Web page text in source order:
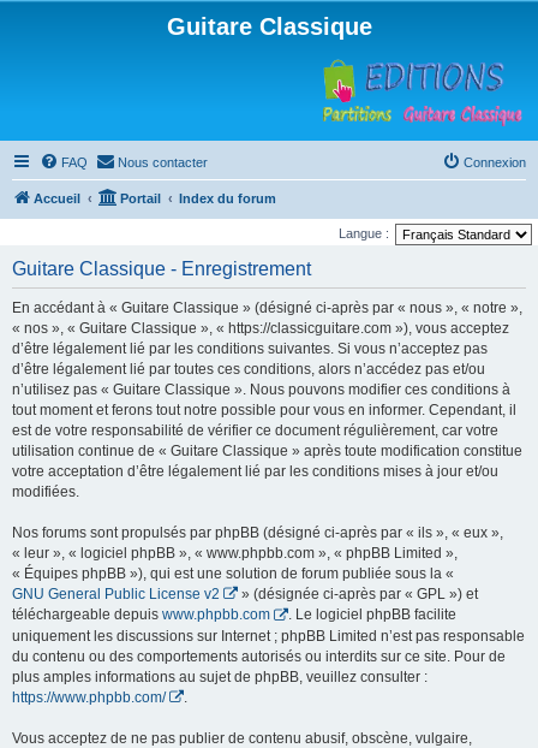
Guitare Classique
FAQ Nous contacter Connexion
Accueil Portail Index du forum
Langue :
Guitare Classique - Enregistrement
En accédant à « Guitare Classique » (désigné ci-après par « nous », « notre »,
« nos », « Guitare Classique », « https://classicguitare.com »), vous acceptez
d’être légalement lié par les conditions suivantes. Si vous n’acceptez pas
d’être légalement lié par toutes ces conditions, alors n’accédez pas et/ou
n’utilisez pas « Guitare Classique ». Nous pouvons modifier ces conditions à
tout moment et ferons tout notre possible pour vous en informer. Cependant, il
est de votre responsabilité de vérifier ce document régulièrement, car votre
utilisation continue de « Guitare Classique » après toute modification constitue
votre acceptation d’être légalement lié par les conditions mises à jour et/ou
modifiées.
Nos forums sont propulsés par phpBB (désigné ci-après par « ils », « eux »,
« leur », « logiciel phpBB », « www.phpbb.com », « phpBB Limited »,
« Équipes phpBB »), qui est une solution de forum publiée sous la «
GNU General Public License v2
» (désignée ci-après par « GPL ») et
téléchargeable depuis www.phpbb.com
. Le logiciel phpBB facilite
uniquement les discussions sur Internet ; phpBB Limited n’est pas responsable
du contenu ou des comportements autorisés ou interdits sur ce site. Pour de
plus amples informations au sujet de phpBB, veuillez consulter :
https://www.phpbb.com/
Vous acceptez de ne pas publier de contenu abusif, obscène, vulgaire,